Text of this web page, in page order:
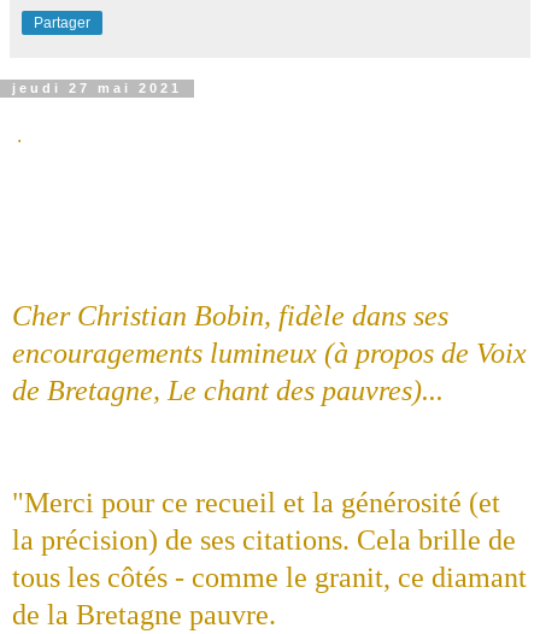
Partager
jeudi 27 mai 2021
.
Cher Christian Bobin, fidèle dans ses
encouragements lumineux (à propos de Voix
de Bretagne, Le chant des pauvres)...
"Merci pour ce recueil et la générosité (et
la précision) de ses citations. Cela brille de
tous les côtés - comme le granit, ce diamant
de la Bretagne pauvre.